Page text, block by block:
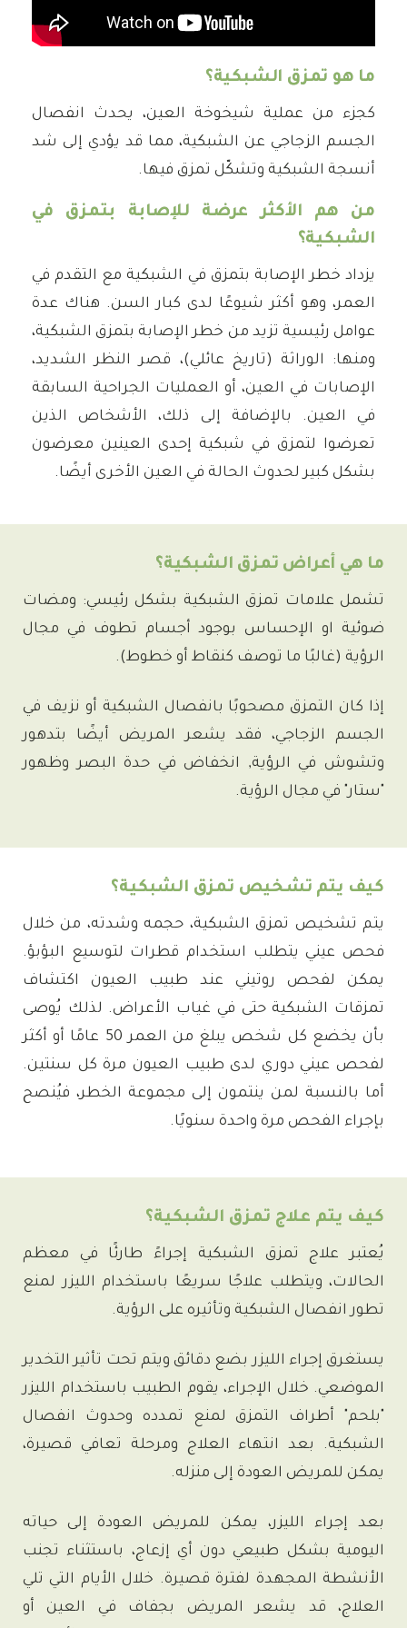
ما هو تمزق الشبكية؟
كجزء من عملية شيخوخة العين، يحدث انفصال
الجسم الزجاجي عن الشبكية، مما قد يؤدي إلى شد
أنسجة الشبكية وتشكّل تمزق فيها.
من هم الأكثر عرضة للإصابة بتمزق في
الشبكية؟
يزداد خطر الإصابة بتمزق في الشبكية مع التقدم في
العمر، وهو أكثر شيوعًا لدى كبار السن. هناك عدة
عوامل رئيسية تزيد من خطر الإصابة بتمزق الشبكية،
ومنها: الوراثة (تاريخ عائلي)، قصر النظر الشديد،
الإصابات في العين، أو العمليات الجراحية السابقة
في العين. بالإضافة إلى ذلك، الأشخاص الذين
تعرضوا لتمزق في شبكية إحدى العينين معرضون
بشكل كبير لحدوث الحالة في العين الأخرى أيضًا.
ما هي أعراض تمزق الشبكية؟
تشمل علامات تمزق الشبكية بشكل رئيسي: ومضات
ضوئية او الإحساس بوجود أجسام تطوف في مجال
الرؤية (غالبًا ما توصف كنقاط أو خطوط).
إذا كان التمزق مصحوبًا بانفصال الشبكية أو نزيف في
الجسم الزجاجي، فقد يشعر المريض أيضًا بتدهور
وتشوش في الرؤية, انخفاض في حدة البصر وظهور
"ستار" في مجال الرؤية.
كيف يتم تشخيص تمزق الشبكية؟
يتم تشخيص تمزق الشبكية، حجمه وشدته، من خلال
فحص عيني يتطلب استخدام قطرات لتوسيع البؤبؤ.
يمكن لفحص روتيني عند طبيب العيون اكتشاف
تمزقات الشبكية حتى في غياب الأعراض. لذلك يُوصى
بأن يخضع كل شخص يبلغ من العمر 50 عامًا أو أكثر
لفحص عيني دوري لدى طبيب العيون مرة كل سنتين.
أما بالنسبة لمن ينتمون إلى مجموعة الخطر، فيُنصح
بإجراء الفحص مرة واحدة سنويًا.
كيف يتم علاج تمزق الشبكية؟
يُعتبر علاج تمزق الشبكية إجراءً طارئًا في معظم
الحالات، ويتطلب علاجًا سريعًا باستخدام الليزر لمنع
تطور انفصال الشبكية وتأثيره على الرؤية.
يستغرق إجراء الليزر بضع دقائق ويتم تحت تأثير التخدير
الموضعي. خلال الإجراء، يقوم الطبيب باستخدام الليزر
"بلحم" أطراف التمزق لمنع تمدده وحدوث انفصال
الشبكية. بعد انتهاء العلاج ومرحلة تعافي قصيرة،
يمكن للمريض العودة إلى منزله.
بعد إجراء الليزر، يمكن للمريض العودة إلى حياته
اليومية بشكل طبيعي دون أي إزعاج، باستثناء تجنب
الأنشطة المجهدة لفترة قصيرة. خلال الأيام التي تلي
العلاج، قد يشعر المريض بجفاف في العين أو